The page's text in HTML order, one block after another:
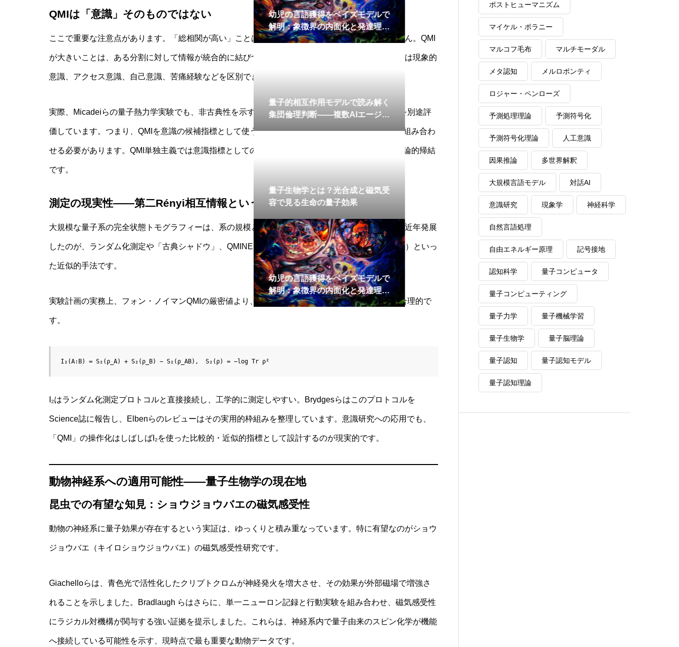
QMIは「意識」そのものではない
ここで重要な注意点があります。「総相関が高い」ことは「意識がある」ことと同義ではありません。QMI
が大きいことは、ある分割に対して情報が統合的に結びついていることを示しますが、それだけでは現象的
意識、アクセス意識、自己意識、苦痛経験などを区別できません。
実際、Micadeiらの量子熱力学実験でも、非古典性を示すためにQMIだけでなく量子ディスコードを別途評
価しています。つまり、QMIを意識の候補指標として使うなら、最低でも非古典性を示す補助量と組み合わ
せる必要があります。QMI単独主義では意識指標としての説得力は弱いというのが、現時点での理論的帰結
です。
測定の現実性――第二Rényi相互情報という実用的代替
大規模な量子系の完全状態トモグラフィーは、系の規模とともに指数的に困難になります。そこで近年発展
したのが、ランダム化測定や「古典シャドウ」、QMINE（量子ニューラルネットを用いたQMI推定）といっ
た近似的手法です。
実験計画の実務上、フォン・ノイマンQMIの厳密値より、第二Rényi相互情報I₂(A:B)を用いる方が合理的で
す。
I₂(A:B) = S₂(ρ_A) + S₂(ρ_B) − S₂(ρ_AB),  S₂(ρ) = −log Tr ρ²
I₂はランダム化測定プロトコルと直接接続し、工学的に測定しやすい。Brydgesらはこのプロトコルを
Science誌に報告し、Elbenらのレビューはその実用的枠組みを整理しています。意識研究への応用でも、
「QMI」の操作化はしばしばI₂を使った比較的・近似的指標として設計するのが現実的です。
動物神経系への適用可能性――量子生物学の現在地
昆虫での有望な知見：ショウジョウバエの磁気感受性
動物の神経系に量子効果が存在するという実証は、ゆっくりと積み重なっています。特に有望なのがショウ
ジョウバエ（キイロショウジョウバエ）の磁気感受性研究です。
Giachelloらは、青色光で活性化したクリプトクロムが神経発火を増大させ、その効果が外部磁場で増強さ
れることを示しました。Bradlaugh らはさらに、単一ニューロン記録と行動実験を組み合わせ、磁気感受性
にラジカル対機構が関与する強い証拠を提示しました。これらは、神経系内で量子由来のスピン化学が機能
へ接続している可能性を示す、現時点で最も重要な動物データです。
幼児の言語獲得をベイズモデルで
解明：象徴界の内面化と発達理論
の統合
量子的相互作用モデルで読み解く
集団倫理判断——複数AIエージェ
ントの社会的意思決定ダイナミク
量子生物学とは？光合成と磁気受
容で見る生命の量子効果
幼児の言語獲得をベイズモデルで
解明：象徴界の内面化と発達理論
の統合
ポストヒューマニズム
マイケル・ポラニー
マルコフ毛布 マルチモーダル
メタ認知 メルロポンティ
ロジャー・ペンローズ
予測処理理論 予測符号化
予測符号化理論 人工意識
因果推論 多世界解釈
大規模言語モデル 対話AI
意識研究 現象学 神経科学
自然言語処理
自由エネルギー原理 記号接地
認知科学 量子コンピュータ
量子コンピューティング
量子力学 量子機械学習
量子生物学 量子脳理論
量子認知 量子認知モデル
量子認知理論